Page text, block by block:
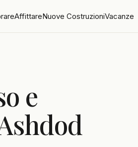
AffittareNuove CostruzioniVacanze
e